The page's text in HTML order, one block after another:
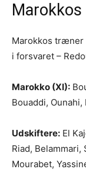
Marokkos træner
i forsvaret –
Marokko (XI):
Bouaddi, Ounahi,
Udskiftere: El
Riad, Belammari,
Mourabet,